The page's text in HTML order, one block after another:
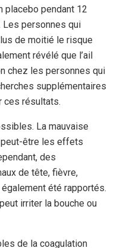
placebo pendant 12
Les personnes qui
de moitié le risque
révélé que l’ail
chez les personnes qui
supplémentaires
ces résultats.
La mauvaise
peut-être les effets
des
de tête, fièvre,
été rapportés.
irriter la bouche ou
de la coagulation